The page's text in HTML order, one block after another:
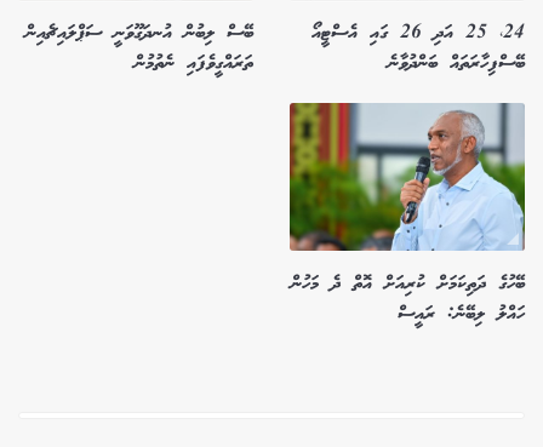
24، 25 އަދި 26 ގައި އެސްޓީއޯ
ބޭސްފިހާރަތައް ބަންދުވާނެ
ބޭސް ލިބުން އުނދަގޫވަނީ ސަޕްލައިޗެއިން
ތަރައްގީވެފައި ނެތުމުން
ބޭހުގެ ދަތިކަމަށް ކުރިއަށް އޮތް ދެ މަހުން
ހައްލު ލިބޭނެ: ރައީސް